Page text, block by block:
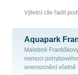
Výletní cíle řadit
Aquapark
Malebné
nemoci
onemocnění včetně